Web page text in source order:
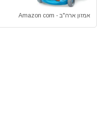
אמזון ארה"ב - Amazon com